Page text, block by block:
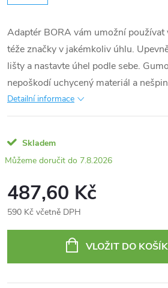
Adaptér BORA vám umožní
téže značky v jakémkoliv úhlu.
lišty a nastavte úhel podle sebe.
nepoškodí uchycený materiál a
Detailní informace
Skladem
7.8.2026
487,60 Kč
590 Kč včetně DPH
VLOŽIT DO